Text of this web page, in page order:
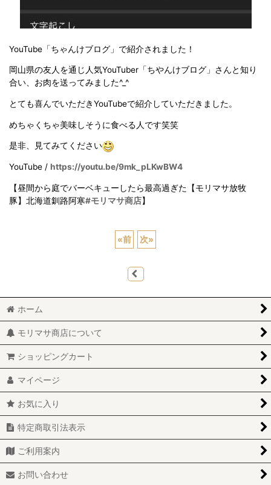
YouTube「ちゃんけブログ」で紹介されました！
岡山県の友人を通じ人気YouTuber「ちやんけブログ」さんと知り
合い、お肉を送ってみました^_^
とても喜んでいただきYouTubeで紹介していただきました。
めちゃくちゃ美味しそうに食べる人です笑笑
是非、見てみてください
YouTube / https://youtu.be/9mk_pLKwBW4
【昼間から庭でバーベキューしたら最高過ぎた【モリマサ放牧
豚】北海道釧路阿寒#モリマサ商店】
«前 次»
ホーム
モリマサ商店について
ショッピングカート
マイページ
お気に入り
特定商取引法表示
ご利用案内
お問い合わせ